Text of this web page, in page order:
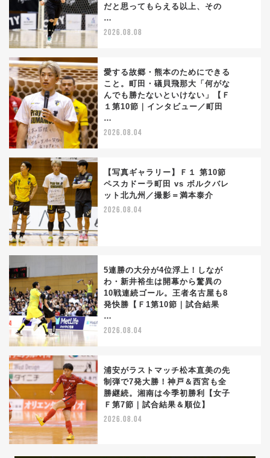
だと思ってもらえる以上、その
…
2026.08.08
愛する故郷・熊本のためにできる
こと。町田・礒貝飛那大「何がな
んでも勝たないといけない」【Ｆ
１第10節｜インタビュー／町田
…
2026.08.04
【写真ギャラリー】Ｆ１ 第10節
ペスカドーラ町田 vs ボルクバレ
ット北九州／撮影＝満本泰介
2026.08.04
5連勝の大分が4位浮上！しなが
わ・新井裕生は開幕から驚異の
10戦連続ゴール。王者名古屋も8
発快勝【Ｆ1第10節｜試合結果
…
2026.08.04
浦安がラストマッチ松本直美の先
制弾で7発大勝！神戸＆西宮も全
勝継続。湘南は今季初勝利【女子
Ｆ第7節｜試合結果＆順位】
2026.08.04